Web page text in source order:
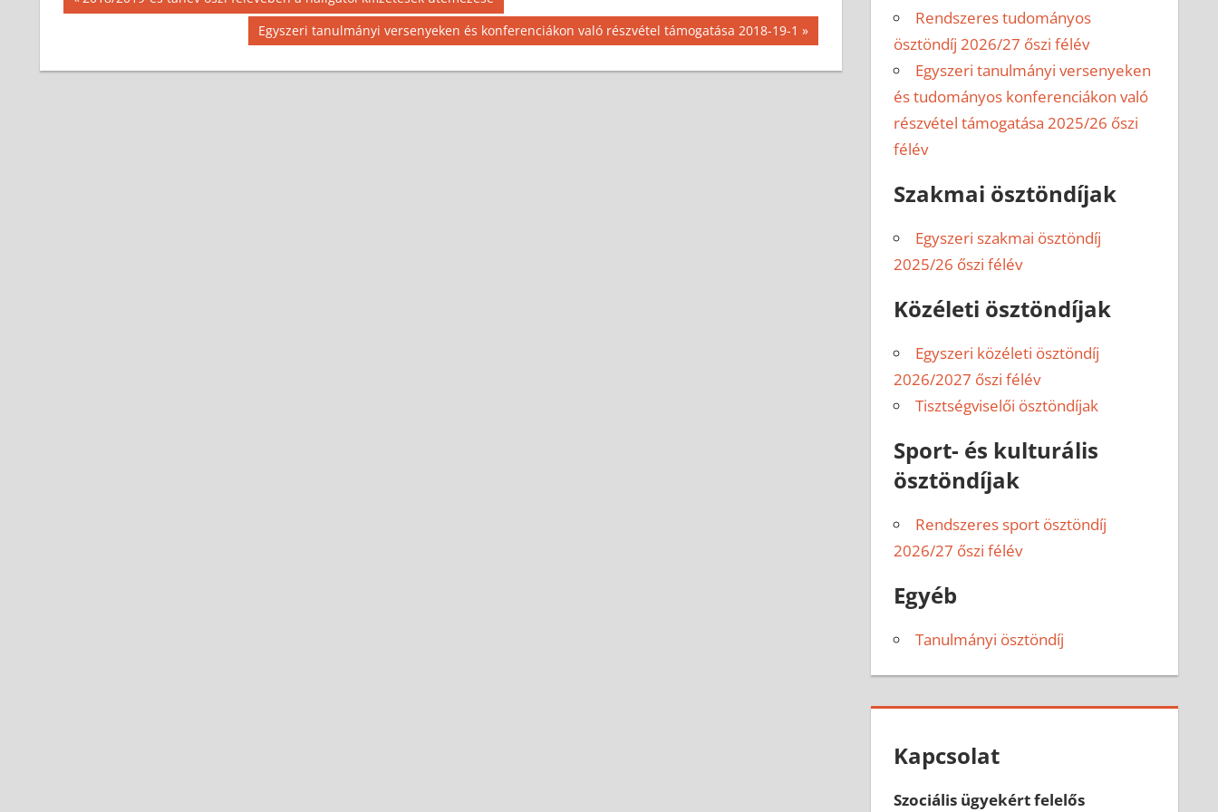
Post:
Next
Post:
Egyszeri tanulmányi versenyeken és konferenciákon való részvétel támogatása 2018-19-1
Rendszeres tudományos
ösztöndíj 2026/27 őszi félév
Egyszeri tanulmányi versenyeken
és tudományos konferenciákon való
részvétel támogatása 2025/26 őszi
félév
Szakmai ösztöndíjak
Egyszeri szakmai ösztöndíj
2025/26 őszi félév
Közéleti ösztöndíjak
Egyszeri közéleti ösztöndíj
2026/2027 őszi félév
Tisztségviselői ösztöndíjak
Sport- és kulturális
ösztöndíjak
Rendszeres sport ösztöndíj
2026/27 őszi félév
Egyéb
Tanulmányi ösztöndíj
Kapcsolat
Szociális ügyekért felelős